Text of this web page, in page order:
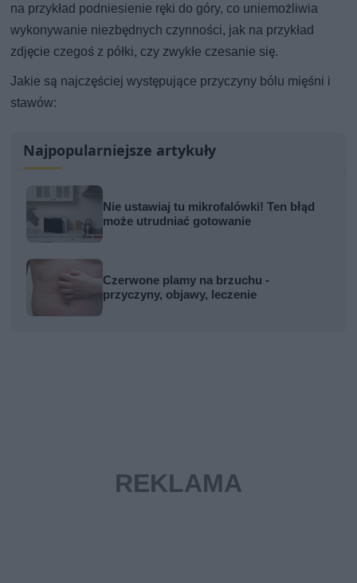
na przykład podniesienie ręki do góry, co uniemożliwia
wykonywanie niezbędnych czynności, jak na przykład
zdjęcie czegoś z półki, czy zwykłe czesanie się.
Jakie są najczęściej występujące przyczyny bólu mięśni i
stawów:
Najpopularniejsze artykuły
Nie ustawiaj tu mikrofalówki! Ten błąd
może utrudniać gotowanie
Czerwone plamy na brzuchu -
przyczyny, objawy, leczenie